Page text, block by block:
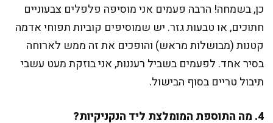
כן, בשמחה! הרבה פעמים אני מוסיפה פלפלים צבעוניים
חתוכים, או טבעות גזר. יש שמוסיפים קוביות תפוחי אדמה
קטנות (מבושלות מראש) והופכים את זה ממש לארוחה
בסיר אחד. לפעמים בשביל רעננות, אני בוזקת מעט עשבי
תיבול טריים בסוף הבישול.
4. מה התוספת המומלצת ליד הנקניקיות?